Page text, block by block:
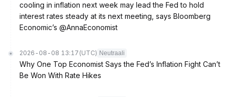
cooling in inflation next week may lead the Fed to hold
interest rates steady at its next meeting, says Bloomberg
Economic’s @AnnaEconomist
2026-08-08 13:17 (UTC) Neutraali
Why One Top Economist Says the Fed’s Inflation Fight Can’t
Be Won With Rate Hikes